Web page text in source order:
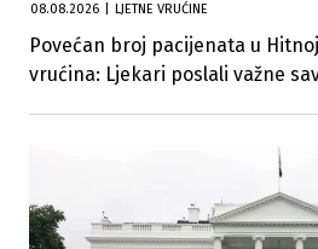
08.08.2026 LJETNE VRUĆINE
Povećan broj pacijenata u
vrućina: Ljekari poslali važne